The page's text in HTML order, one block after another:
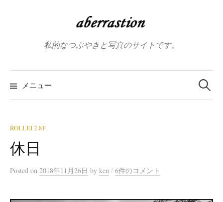
へ
ス
キ
プ
私的なつぶやきと写真のサイトです。
メニュー
検
索:
ROLLEI 2.8F
休日
Posted on 2018年11月26日 by ken / 6件のコメント